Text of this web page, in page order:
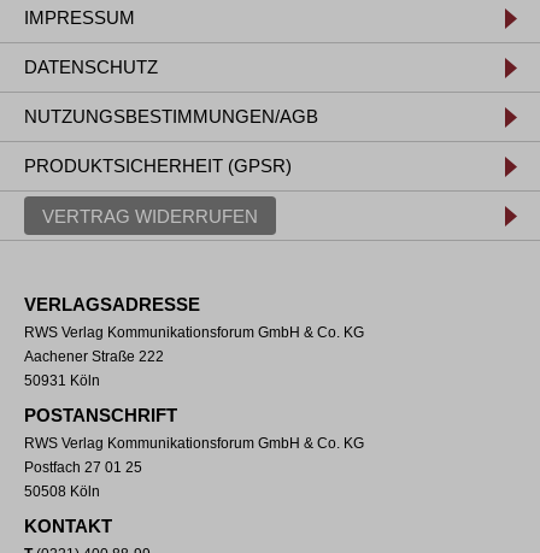
IMPRESSUM
DATENSCHUTZ
NUTZUNGSBESTIMMUNGEN/AGB
PRODUKTSICHERHEIT (GPSR)
VERTRAG WIDERRUFEN
VERLAGSADRESSE
RWS Verlag Kommunikationsforum GmbH & Co. KG
Aachener Straße 222
50931 Köln
POSTANSCHRIFT
RWS Verlag Kommunikationsforum GmbH & Co. KG
Postfach 27 01 25
50508 Köln
KONTAKT